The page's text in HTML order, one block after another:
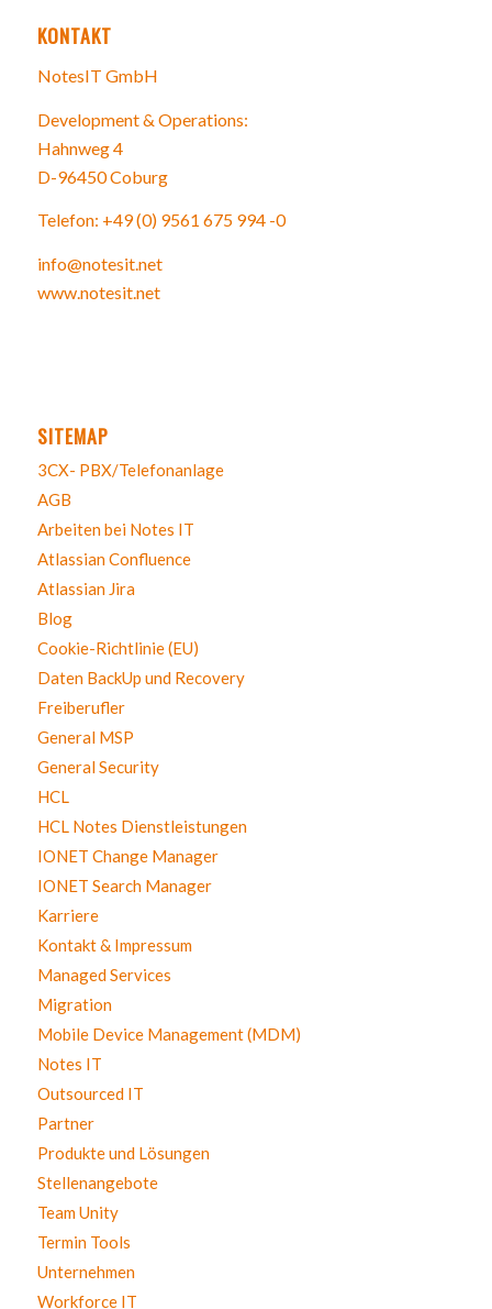
KONTAKT
NotesIT GmbH
Development & Operations:
Hahnweg 4
D-96450 Coburg
Telefon: +49 (0) 9561 675 994 -0
info@notesit.net
www.notesit.net
SITEMAP
3CX- PBX/Telefonanlage
AGB
Arbeiten bei Notes IT
Atlassian Confluence
Atlassian Jira
Blog
Cookie-Richtlinie (EU)
Daten BackUp und Recovery
Freiberufler
General MSP
General Security
HCL
HCL Notes Dienstleistungen
IONET Change Manager
IONET Search Manager
Karriere
Kontakt & Impressum
Managed Services
Migration
Mobile Device Management (MDM)
Notes IT
Outsourced IT
Partner
Produkte und Lösungen
Stellenangebote
Team Unity
Termin Tools
Unternehmen
Workforce IT